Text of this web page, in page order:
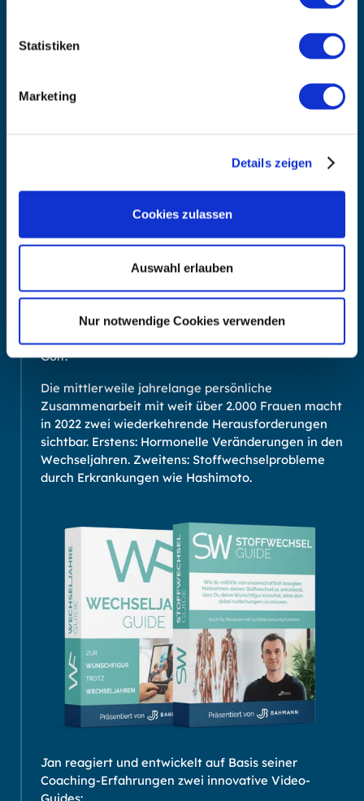
Statistiken
Marketing
Details zeigen
Cookies zulassen
Auswahl erlauben
Nur notwendige Cookies verwenden
Jan reagiert und entwickelt auf Basis seiner
Coaching-Erfahrungen zwei innovative Video-
Die mittlerweile jahrelange persönliche
Zusammenarbeit mit weit über 2.000 Frauen macht
in 2022 zwei wiederkehrende Herausforderungen
sichtbar. Erstens: Hormonelle Veränderungen in den
Wechseljahren. Zweitens: Stoffwechselprobleme
durch Erkrankungen wie Hashimoto.
Coaching-Kunden mit gemeinsamen Kräften die
Schallmauer von 25.000 Kilogramm Fettverlust. Ein
Golf.